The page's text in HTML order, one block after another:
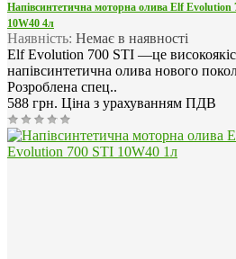
Напівсинтетична моторна олива Elf Evolution
10W40 4л
Наявність: Немає в наявності
Elf Evolution 700 STI —це
напівсинтетична олива нового
Розроблена спец..
588 грн. Ціна з урахуванням ПДВ